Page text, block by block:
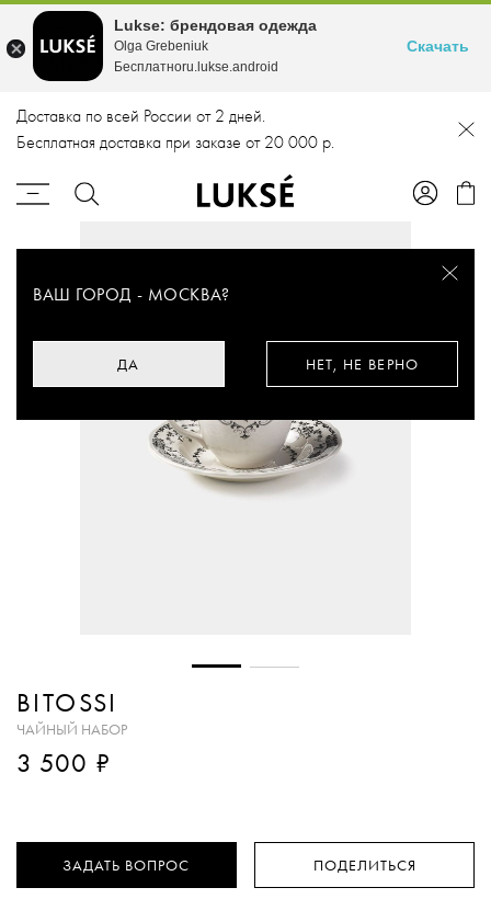
Доставка по всей России от 2 дней.
Бесплатная доставка при заказе от 20 000 р.
ВАШ ГОРОД - МОСКВА?
ДА НЕТ, НЕ ВЕРНО
BITOSSI
ЧАЙНЫЙ НАБОР
3 500 ₽
ЗАДАТЬ ВОПРОС ПОДЕЛИТЬСЯ
Lukse: брендовая одежда
Olga Grebeniuk
Бесплатноru.lukse.android
Скачать